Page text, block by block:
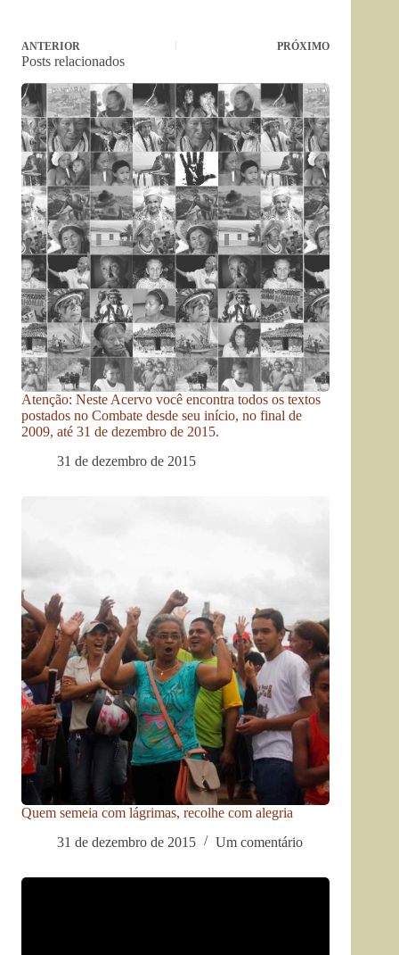
ANTERIOR PRÓXIMO
Posts relacionados
Atenção: Neste Acervo você encontra todos os textos
postados no Combate desde seu início, no final de
2009, até 31 de dezembro de 2015.
31 de dezembro de 2015
Quem semeia com lágrimas, recolhe com alegria
31 de dezembro de 2015
Um comentário